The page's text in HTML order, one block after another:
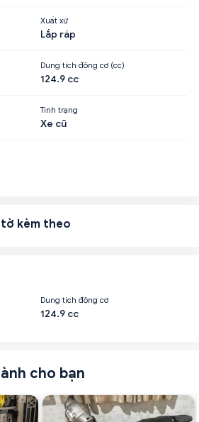
Xuất xứ
Lắp ráp
Dung tích động cơ (cc)
124.9 cc
Tình trạng
Xe cũ
tờ kèm theo
Dung tích động cơ
124.9 cc
cho bạn